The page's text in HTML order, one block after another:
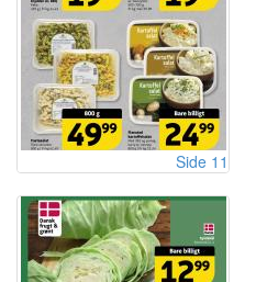
Side 11